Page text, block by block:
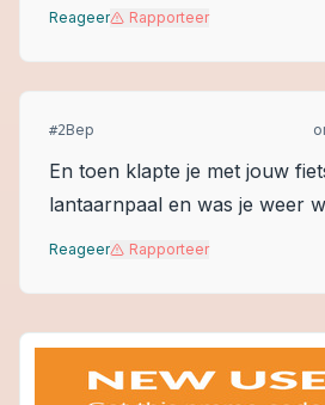
Reageer Rapporteer
#2Bep
En toen klapte je met jouw
lantaarnpaal en was je weer
Reageer Rapporteer